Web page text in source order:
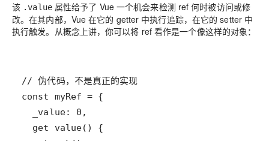
该 .value属性给予了 Vue 一个机会来检测 ref 何时被访问或修
改。在其内部，Vue 在它的 getter 中执行追踪，在它的 setter 中
执行触发。从概念上讲，你可以将 ref 看作是一个像这样的对象：